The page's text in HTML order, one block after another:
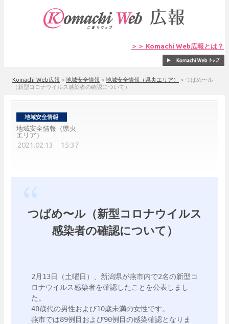
＞＞ Komachi Web広報とは？
Komachi Web広報 > 地域安全情報 > 地域安全情報（県央エリア） > つばめ〜ル
（新型コロナウイルス感染者の確認について）
地域安全情報（県央
エリア）
2021.02.13 15:37
つばめ〜ル（新型コロナウイルス
感染者の確認について）
2月13日（土曜日）、新潟県が燕市内で2名の新型コ
ロナウイルス感染者を確認したことを公表しまし
た。
40歳代の男性および10歳未満の女性です。
燕市では89例目および90例目の感染確認となりま